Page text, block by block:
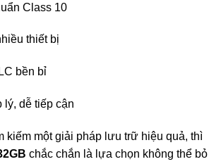
Class 10
thiết bị
bền bỉ
lý, dễ tiếp cận
kiếm một giải pháp lưu trữ hiệu quả, thì
chắc chắn là lựa chọn không thể bỏ